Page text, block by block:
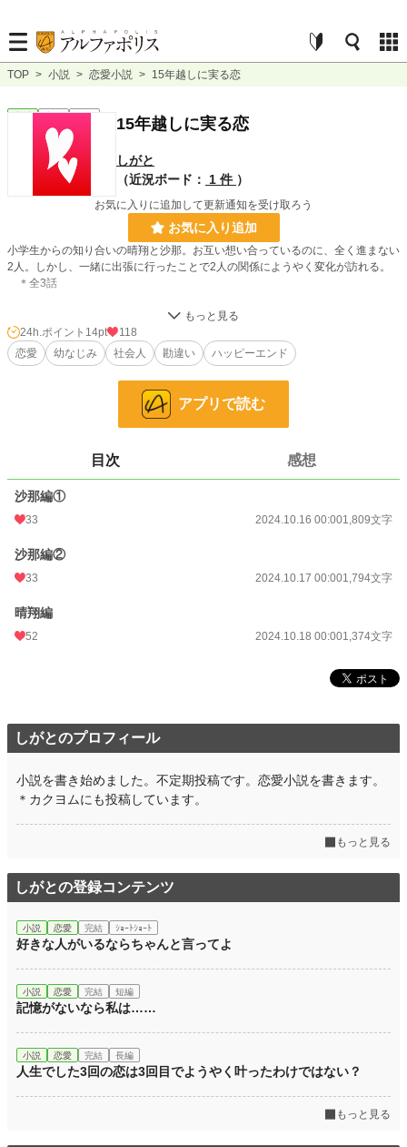
TOP > 小説 > 恋愛小説 > 15年越しに実る恋
完結 短編 15年越しに実る恋
しがと
（近況ボード：
1 件 ）
お気に入りに追加して更新通知を受け取ろう
お気に入り追加
小学生からの知り合いの晴翔と沙那。お互い想い合っているのに、全く進まない
2人。しかし、一緒に出張に行ったことで2人の関係にようやく変化が訪れる。
＊全3話
31,380 位 / 228,853 件
恋愛 13,398 位 / 66,376 件
更新日時 2024.10.18 00:00
初回公開日時
初回完結日時
週間ポイント
月間ポイント
年間ポイント
24h.ポイント 14pt
118
恋愛
幼なじみ 社会人 勘違い ハッピーエンド
アプリで読む
目次 感想
沙那編①
33 2024.10.16 00:001,809文字
沙那編②
33 2024.10.17 00:001,794文字
晴翔編
52 2024.10.18 00:001,374文字
しがとのプロフィール
小説を書き始めました。不定期投稿です。恋愛小説を書きます。
＊カクヨムにも投稿しています。
もっと見る
しがとの登録コンテンツ
小説 恋愛 完結 ｼｮｰﾄｼｮｰﾄ
好きな人がいるならちゃんと言ってよ
小説 恋愛 完結 短編
記憶がないなら私は……
小説 恋愛 完結 長編
人生でした3回の恋は3回目でようやく叶ったわけではない？
もっと見る